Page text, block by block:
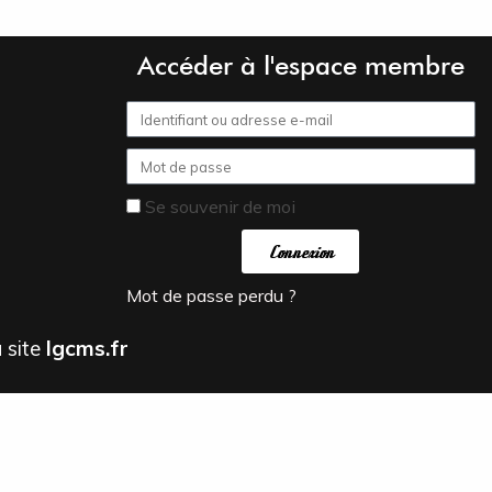
Accéder à l'espace membre
Se souvenir de moi
Connexion
Mot de passe perdu ?
site lgcms.fr